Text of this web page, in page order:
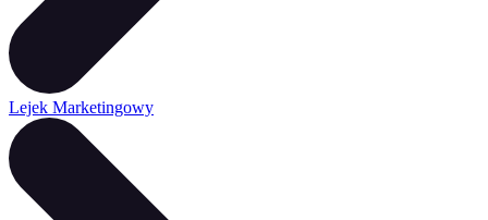
Lejek Marketingowy